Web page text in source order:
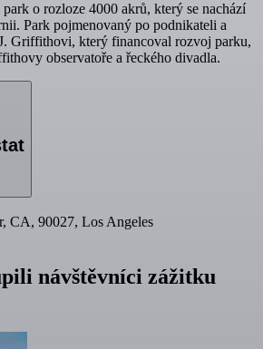
o rozloze 4000 akrů, který se nachází
Park pojmenovaný po podnikateli a
Griffithovi, který financoval rozvoj parku,
observatoře a řeckého divadla.
CA, 90027, Los Angeles
návštěvníci zážitku